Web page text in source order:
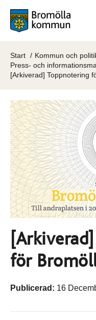
Start
Kommun och
Press- och
[Arkiverad] Toppnotering
för
Publicerad: 16